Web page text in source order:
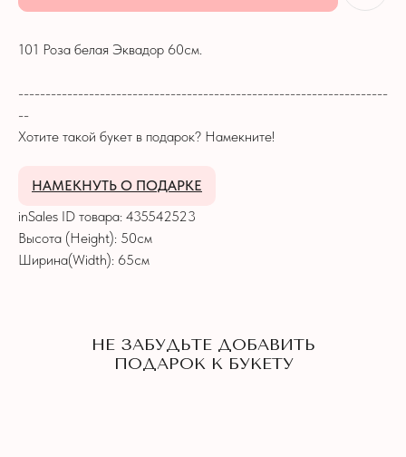
101 Роза белая Эквадор 60см.
--------------------------------------------------------------------
--
Хотите такой букет в подарок? Намекните!
НАМЕКНУТЬ О ПОДАРКЕ
inSales ID товара: 435542523
Высота (Height): 50см
Ширина(Width): 65см
ПОДАРОК К БУКЕТУ